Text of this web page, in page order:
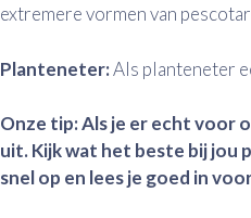
extremere vormen van
Planteneter:Als planteneter
Onze tip: Als je er echt voor
uit. Kijk wat het beste bij jou
snel op en lees je goed in